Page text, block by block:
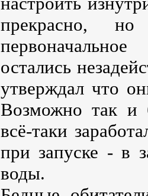
прекрасно,
остались
утверждал что
Возможно так и
всё-таки
при запуске - в
воды.